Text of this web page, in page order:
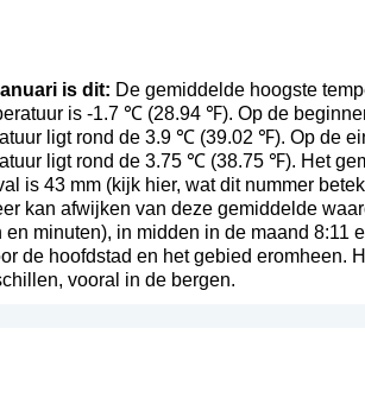
is dit: De gemiddelde hoogste
is -1.7 ℃ (28.94 ℉). Op de
ligt rond de 3.9 ℃ (39.02 ℉). Op de
ligt rond de 3.75 ℃ (38.75 ℉). Het
is 43 mm (kijk hier, wat dit nummer
kan afwijken van deze gemiddelde
minuten), in midden in de maand 8:11
de hoofdstad en het gebied eromheen.
vooral in de bergen.